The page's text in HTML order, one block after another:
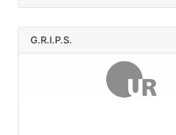
G.R.I.P.S.